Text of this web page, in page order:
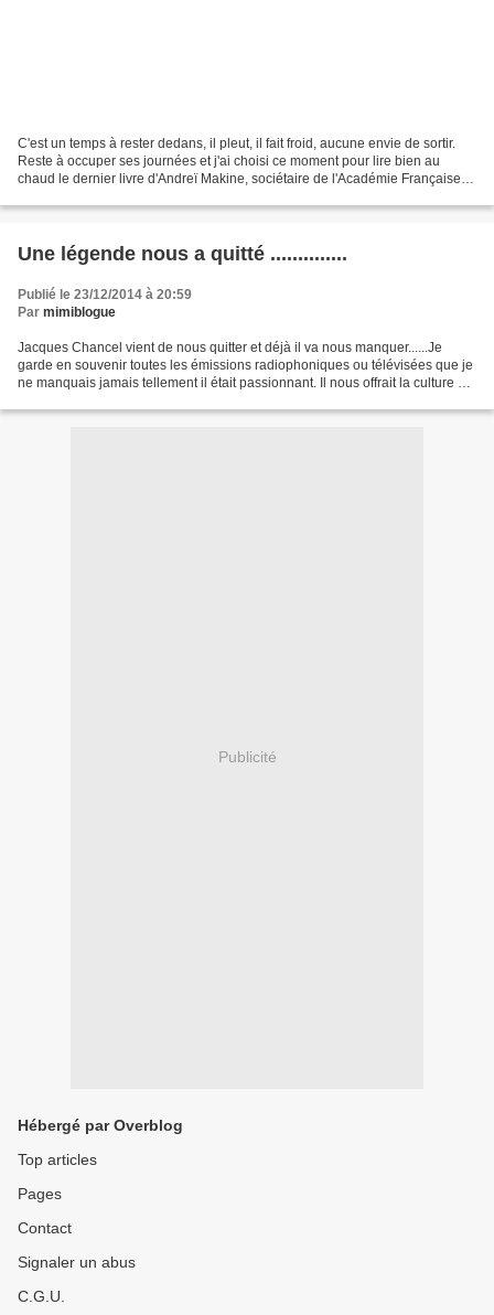
C'est un temps à rester dedans, il pleut, il fait froid, aucune envie de sortir.
Reste à occuper ses journées et j'ai choisi ce moment pour lire bien au
chaud le dernier livre d'Andreï Makine, sociétaire de l'Académie Française,
Une légende nous a quitté ..............
Publié le 23/12/2014 à 20:59
Par mimiblogue
Jacques Chancel vient de nous quitter et déjà il va nous manquer......Je
garde en souvenir toutes les émissions radiophoniques ou télévisées que je
ne manquais jamais tellement il était passionnant. Il nous offrait la culture à
Publicité
Hébergé par Overblog
Top articles
Pages
Contact
Signaler un abus
C.G.U.